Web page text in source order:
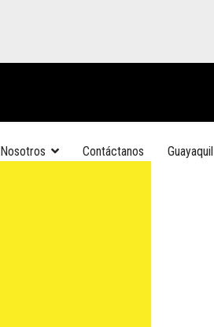
Nosotros Contáctanos Guayaquil